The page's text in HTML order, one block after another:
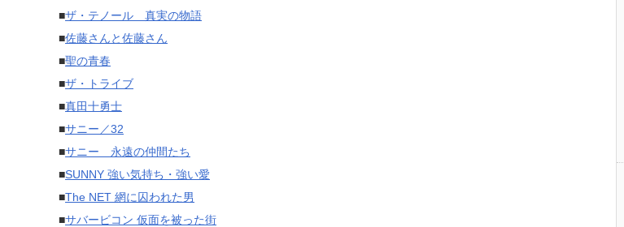
■ザ・テノール 真実の物語
■佐藤さんと佐藤さん
■聖の青春
■ザ・トライブ
■真田十勇士
■サニー／32
■サニー 永遠の仲間たち
■SUNNY 強い気持ち・強い愛
■The NET 網に囚われた男
■サバービコン 仮面を被った街